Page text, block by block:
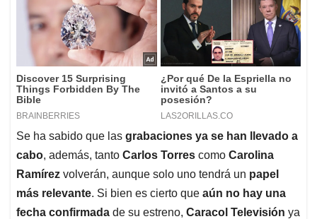
Se ha sabido que las grabaciones ya se han llevado a
cabo, además, tanto Carlos Torres como Carolina
Ramírez volverán, aunque solo uno tendrá un papel
más relevante. Si bien es cierto que aún no hay una
fecha confirmada de su estreno, Caracol Televisión ya